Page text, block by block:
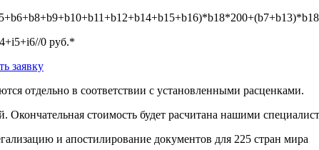
0 руб.*
заявку
отдельно в соответствии с установленными расценками.
Окончательная стоимость будет расчитана нашими
и апостилирование документов для 225 стран мира